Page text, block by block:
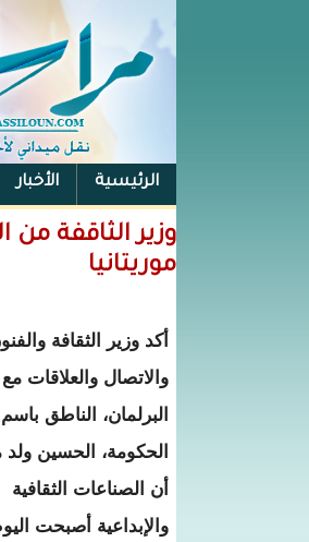
الرئيسية الأخبار
الفيس بوك
وزير الثاقفة
موريتانيا
أكد وزير الثقافة
والاتصال والعلاقات مع
البرلمان، الناطق باسم
الحكومة، الحسين ولد
أن الصناعات الثقافية
والإبداعية أصبحت